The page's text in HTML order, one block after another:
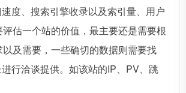
度、搜索引擎收录以及索引量、用户
估一个站的价值，最主要还是需要根
及需要，一些确切的数据则需要找
行洽谈提供。如该站的IP、PV、跳